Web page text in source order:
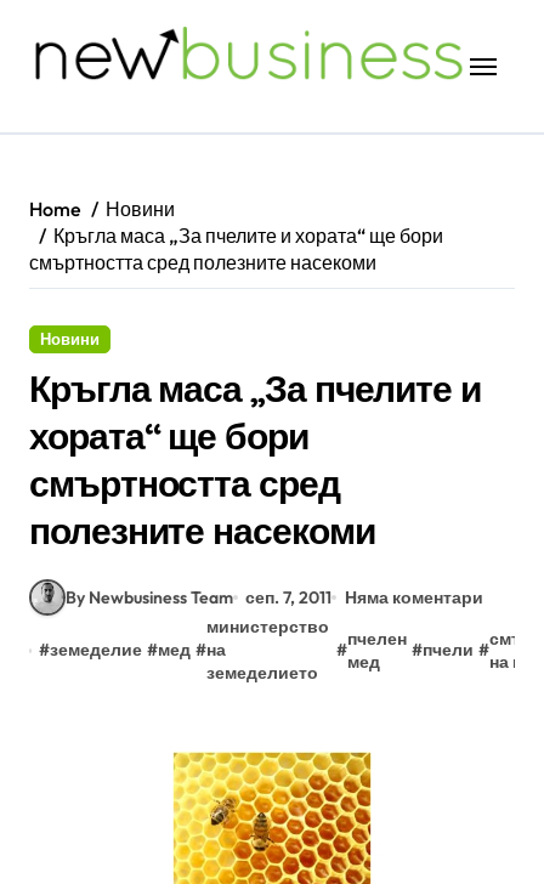
Home
Новини
Кръгла маса „За пчелите и хората“ ще бори
смъртността сред полезните насекоми
Новини
Кръгла маса „За пчелите и
хората“ ще бори
смъртността сред
полезните насекоми
By Newbusiness Team сеп. 7, 2011 Няма коментари
#земеделие #мед #
министерство
на
земеделието
#
пчелен
мед
#пчели #
на